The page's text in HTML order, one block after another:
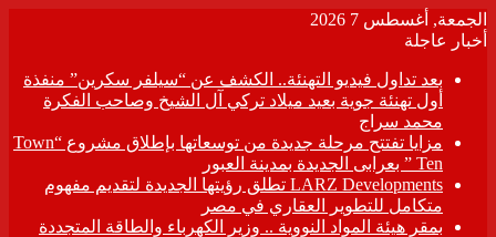
الجمعة, أغسطس 7 2026
أخبار عاجلة
بعد تداول فيديو التهنئة.. الكشف عن “سيلفر سكرين” منفذة
أول تهنئة جوية بعيد ميلاد تركي آل الشيخ وصاحب الفكرة
محمد سراج
مزايا تفتتح مرحلة جديدة من توسعاتها بإطلاق مشروع “Town
Ten ” بعرابى الجديدة بمدينة العبور
LARZ Developments تطلق رؤيتها الجديدة لتقديم مفهوم
متكامل للتطوير العقاري في مصر
بمقر هيئة المواد النووية .. وزير الكهرباء والطاقة المتجددة